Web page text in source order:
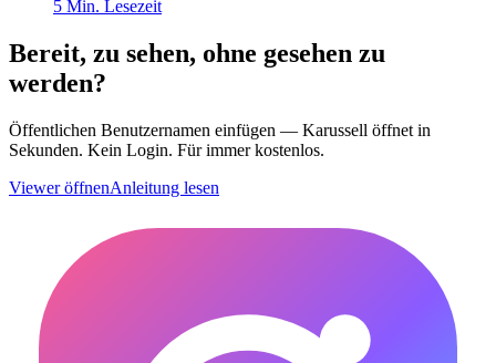
5 Min. Lesezeit
Bereit, zu sehen, ohne gesehen zu
werden?
Öffentlichen Benutzernamen einfügen — Karussell öffnet in
Sekunden. Kein Login. Für immer kostenlos.
Viewer öffnenAnleitung lesen